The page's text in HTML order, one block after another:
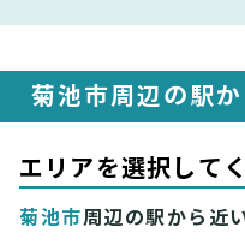
菊池市周辺の駅
エリアを選択して
菊池市周辺の駅から近